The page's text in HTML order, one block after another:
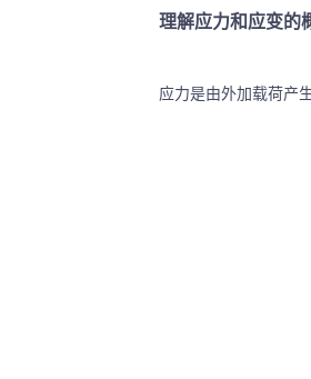
理解应力和应变的
应力是由外加载荷产